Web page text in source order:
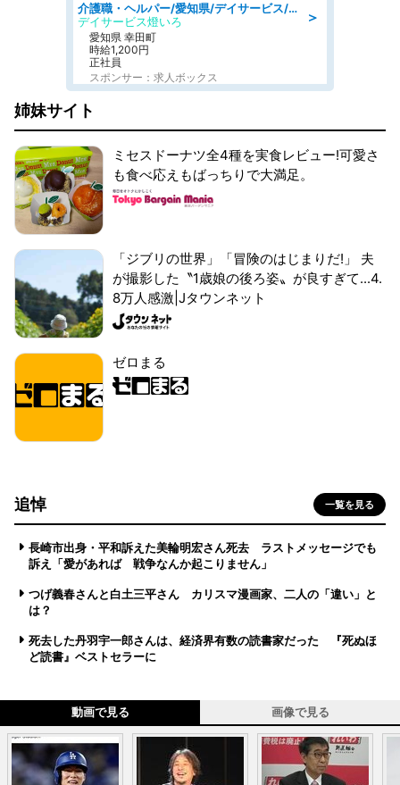
＞
介護職・ヘルパー/愛知県/デイサービス/JR東海道本線 幸田/額田郡幸田町
デイサービス燈いろ
愛知県 幸田町
時給1,200円
正社員
スポンサー：求人ボックス
姉妹サイト
ミセスドーナツ全4種を実食レビュー!可愛さ
も食べ応えもばっちりで大満足。
「ジブリの世界」「冒険のはじまりだ!」 夫
が撮影した〝1歳娘の後ろ姿〟が良すぎて...4.
8万人感激|Jタウンネット
ゼロまる
追悼 一覧を見る
長崎市出身・平和訴えた美輪明宏さん死去 ラストメッセージでも
訴え「愛があれば 戦争なんか起こりません」
つげ義春さんと白土三平さん カリスマ漫画家、二人の「違い」と
は？
死去した丹羽宇一郎さんは、経済界有数の読書家だった 『死ぬほ
ど読書』ベストセラーに
動画で見る 画像で見る